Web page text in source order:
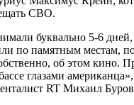
СВО.
буквально 5-6
по памятным местам,
об этом кино.
глазами
RT Михаил